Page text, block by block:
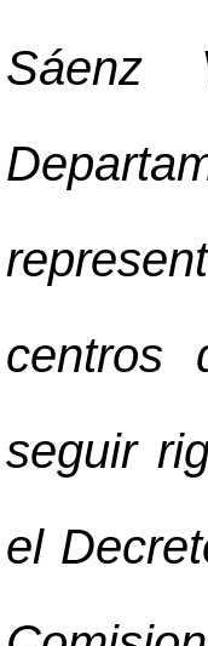
Sáenz
centros
seguir
el